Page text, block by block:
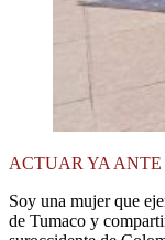
ACTUAR YA
Soy una mujer que
de Tumaco y